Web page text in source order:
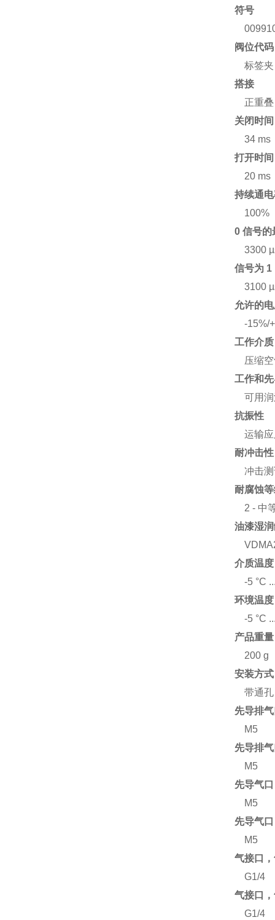
符号
阀位代码
标签夹
搭接
正重叠
关闭时间
34 ms
打开时间
20 ms
持续通
100%
0 信号的
3300
信号为 1
3100
允许的
-15%/
工作介质
压缩
工作和
可用
抗振性
运输
耐冲击性
冲击
耐腐蚀
2 - 中
油漆湿
介质温度
-5 °C
环境温度
-5 °C
产品重量
200 g
安装方式
带通孔
先导排
M5
先导排
M5
先导气
M5
先导气
M5
气接口
G1/4
气接口
G1/4